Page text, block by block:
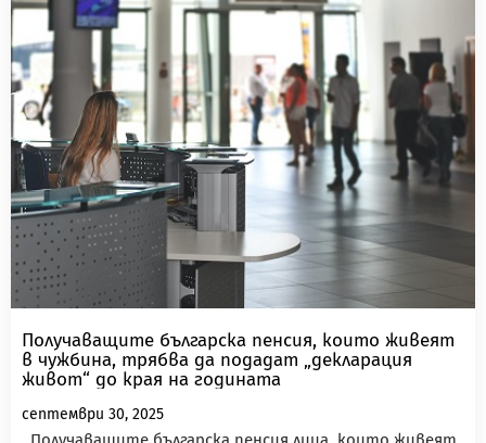
Получаващите българска пенсия, които живеят
в чужбина, трябва да подадат „декларация
живот“ до края на годината
септември 30, 2025